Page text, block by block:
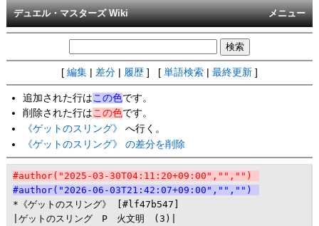
メニュー
デュエル・マスターズ Wiki
[ 編集 差分 履歴 ] [ 単語検索 最終更新 ]
追加された行は この色です。
削除された行はこの色です。
《ゲットのスリング》
へ行く。
《ゲットのスリング》 の差分を削除
#author("2025-03-30T04:11:20+09:00","","")
#author("2026-06-03T21:42:07+09:00","","")
*《ゲットのスリング》 [#lf47b547]
|ゲットのスリング　P　火文明　(3)|